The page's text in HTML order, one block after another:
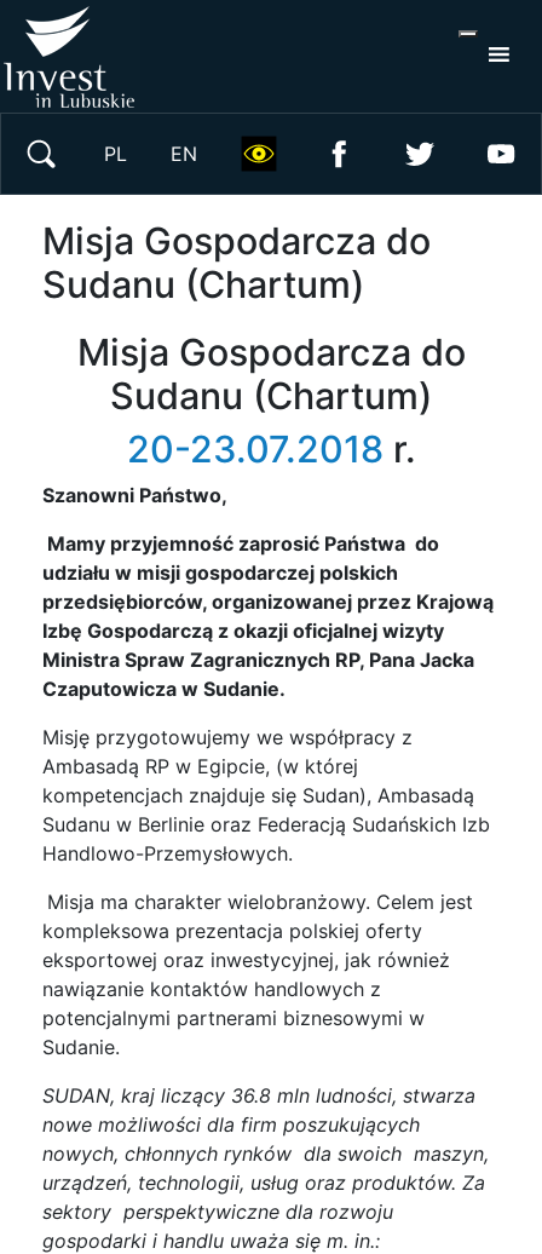
PL EN
Misja Gospodarcza do
Sudanu (Chartum)
Misja Gospodarcza do
Sudanu (Chartum)
20-23.07.2018 r.
Szanowni Państwo,
Mamy przyjemność zaprosić Państwa do
udziału w misji gospodarczej polskich
przedsiębiorców, organizowanej przez Krajową
Izbę Gospodarczą z okazji oficjalnej wizyty
Ministra Spraw Zagranicznych RP, Pana Jacka
Czaputowicza w Sudanie.
Misję przygotowujemy we współpracy z
Ambasadą RP w Egipcie, (w której
kompetencjach znajduje się Sudan), Ambasadą
Sudanu w Berlinie oraz Federacją Sudańskich Izb
Handlowo-Przemysłowych.
Misja ma charakter wielobranżowy. Celem jest
kompleksowa prezentacja polskiej oferty
eksportowej oraz inwestycyjnej, jak również
nawiązanie kontaktów handlowych z
potencjalnymi partnerami biznesowymi w
Sudanie.
SUDAN, kraj liczący 36.8 mln ludności, stwarza
nowe możliwości dla firm poszukujących
nowych, chłonnych rynków dla swoich maszyn,
urządzeń, technologii, usług oraz produktów. Za
sektory perspektywiczne dla rozwoju
gospodarki i handlu uważa się m. in.:
Wyszukaj w serwisie